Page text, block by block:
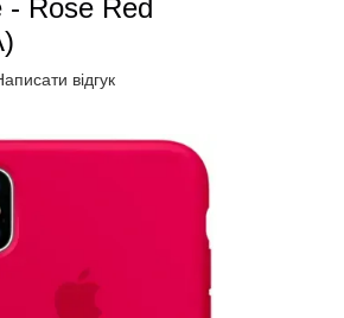
- Rose Red
відгук